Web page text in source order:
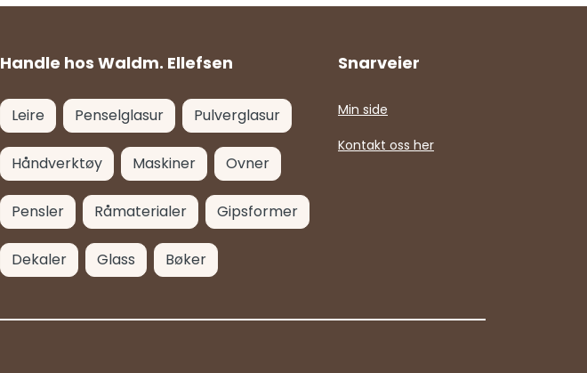
Handle hos Waldm. Ellefsen
Leire Penselglasur Pulverglasur
Håndverktøy Maskiner Ovner
Pensler Råmaterialer Gipsformer
Dekaler Glass Bøker
Snarveier
Min side
Kontakt oss her